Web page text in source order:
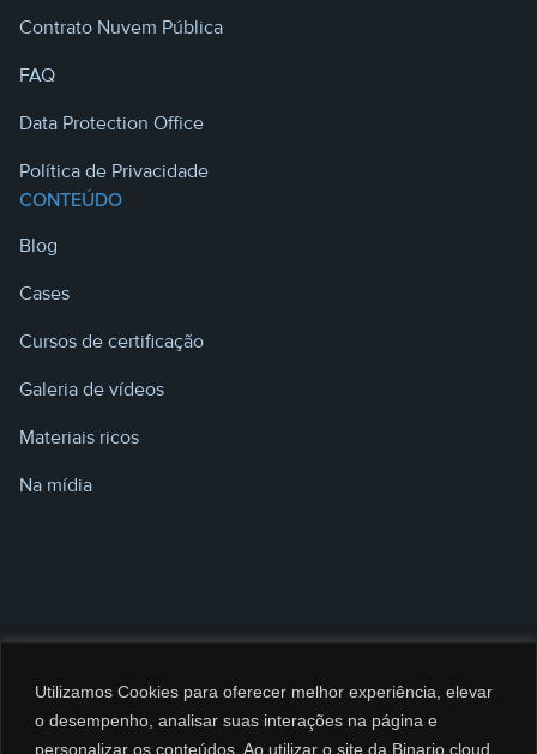
Utilizamos Cookies para oferecer melhor experiência, elevar
o desempenho, analisar suas interações na página e
personalizar os conteúdos. Ao utilizar o site da Binario.cloud,
Contrato Nuvem Pública
FAQ
Data Protection Office
Política de Privacidade
CONTEÚDO
Blog
Cases
Cursos de certificação
Galeria de vídeos
Materiais ricos
Na mídia